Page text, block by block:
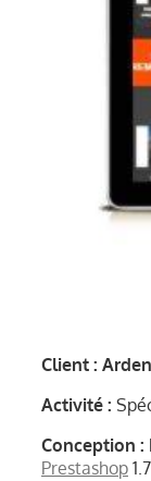
Client :
Activité :
Conception :
Prestashop1.7